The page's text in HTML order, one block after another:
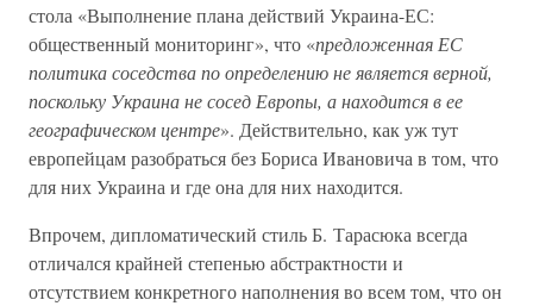
стола «Выполнение плана действий Украина-ЕС:
общественный мониторинг», что «предложенная ЕС
политика соседства по определению не является верной,
поскольку Украина не сосед Европы, а находится в ее
географическом центре». Действительно, как уж тут
европейцам разобраться без Бориса Ивановича в том, что
для них Украина и где она для них находится.
Впрочем, дипломатический стиль Б. Тарасюка всегда
отличался крайней степенью абстрактности и
отсутствием конкретного наполнения во всем том, что он